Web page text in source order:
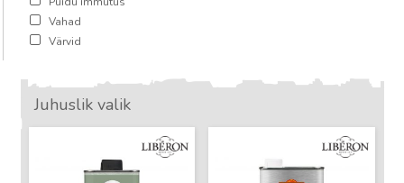
Vahad
Värvid
Juhuslik valik